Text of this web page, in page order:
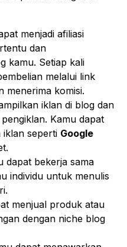
menjadi afiliasi
dan
kamu. Setiap kali
melalui link
menerima komisi.
iklan di blog dan
Kamu dapat
iklan seperti Google
dapat bekerja sama
individu untuk menulis
menjual produk atau
dengan niche blog